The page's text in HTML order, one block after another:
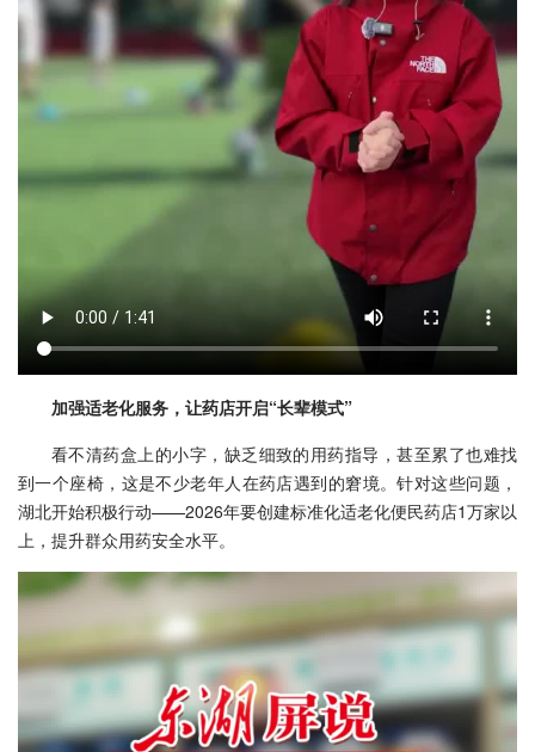
加强适老化服务，让药店开启“长辈模式”
看不清药盒上的小字，缺乏细致的用药指导，甚至累了也难找
到一个座椅，这是不少老年人在药店遇到的窘境。针对这些问题，
湖北开始积极行动——2026年要创建标准化适老化便民药店1万家以
上，提升群众用药安全水平。